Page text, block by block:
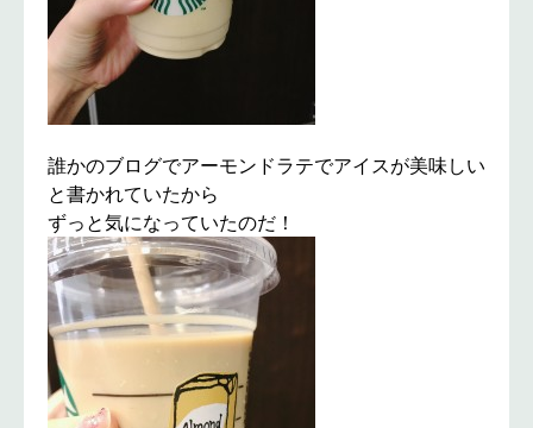
誰かのブログでアーモンドラテでアイスが美味しい
と書かれていたから
ずっと気になっていたのだ！